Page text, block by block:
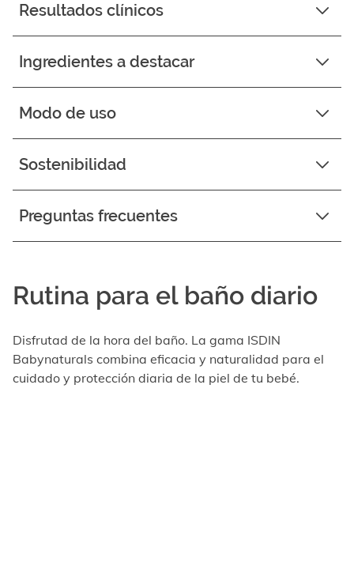
Resultados clínicos
Ingredientes a destacar
Modo de uso
Sostenibilidad
Preguntas frecuentes
Rutina para el baño diario
Disfrutad de la hora del baño. La gama ISDIN
Babynaturals combina eficacia y naturalidad para el
cuidado y protección diaria de la piel de tu bebé.